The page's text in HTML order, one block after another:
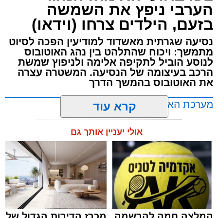
הערבי ניפץ את השמשה
בזעם, הילדים צרחו (וידאו)
נסיעה שגרתית מאשדוד למודיעין הפכה לסיוט
מתמשך: ויכוח שהתלהט בין נהג האוטובוס
לנוסע הוביל לתקיפה אלימה ולניפוץ שמשת
הרכב בעיצומה של הנסיעה. המשטרה עצרה
את האוטובוס בהמשך הדרך
מערכת האתר / 11:35 07.08.26
תגים:אוטובוס, אשדוד , ערבי
קרא עוד
אולי יעניין אותך גם